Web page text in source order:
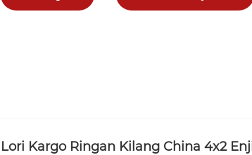
Lori Kargo Ringan Kilang China 4x2